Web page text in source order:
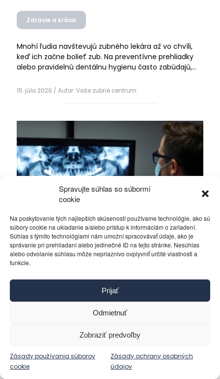
Spravujte súhlas so súbormi
cookie
Na poskytovanie tých najlepších skúseností používame technológie, ako sú
súbory cookie na ukladanie a/alebo prístup k informáciám o zariadení.
Súhlas s týmito technológiami nám umožní spracovávať údaje, ako je
správanie pri prehliadaní alebo jedinečné ID na tejto stránke. Nesúhlas
alebo odvolanie súhlasu môže nepriaznivo ovplyvniť určité vlastnosti a
funkcie.
Prijať
Odmietnuť
Zobraziť predvoľby
Zásady používania súborov
cookie
Zásady ochrany osobných
údajov
Zdravie a krása
Mnohí ľudia navštevujú zubného lekára až vo chvíli,
keď ich začne bolieť zub. Na preventívne prehliadky
alebo pravidelnú dentálnu hygienu často zabúdajú,
zdravý. Jedným z najčastejších problémov, ktorý
15. júla 2026 / Autor: Vaše zubné centrum
Tehotenstvo je obdobím, keď budúce mamičky
svojho nenarodeného dieťaťa. Nie je preto
prekvapením, že mnoho žien má obavy z